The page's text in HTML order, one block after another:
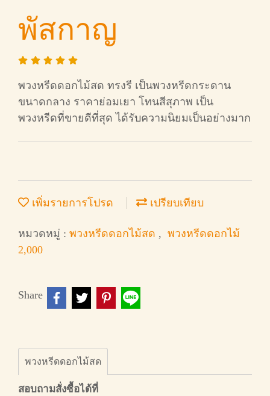
พัสกาญ
พวงหรีดดอกไม้สด ทรงรี เป็นพวงหรีดกระดาน
ขนาดกลาง ราคาย่อมเยา โทนสีสุภาพ เป็น
พวงหรีดที่ขายดีที่สุด ได้รับความนิยมเป็นอย่างมาก
เพิ่มรายการโปรด เปรียบเทียบ
หมวดหมู่ : พวงหรีดดอกไม้สด , พวงหรีดดอกไม้
2,000
Share
พวงหรีดดอกไม้สด
สอบถามสั่งซื้อได้ที่